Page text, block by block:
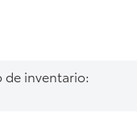
de inventario: